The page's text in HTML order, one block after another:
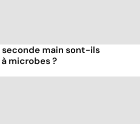
main sont-ils
microbes ?